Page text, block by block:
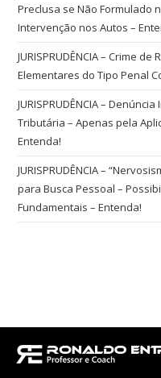
Preclusa se Não Formulado
Intervenção nos Autos –
JURISPRUDÊNCIA – Crime
Elementares do Tipo Penal
JURISPRUDÊNCIA –
Tributária – Apenas pela
Entenda!
JURISPRUDÊNCIA –
para Busca Pessoal –
Fundamentais – Entenda!